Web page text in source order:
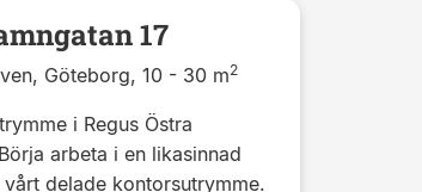
17
Göteborg, 10 - 30 m2
i Regus Östra
arbeta i en likasinnad
delade kontorsutrymme.